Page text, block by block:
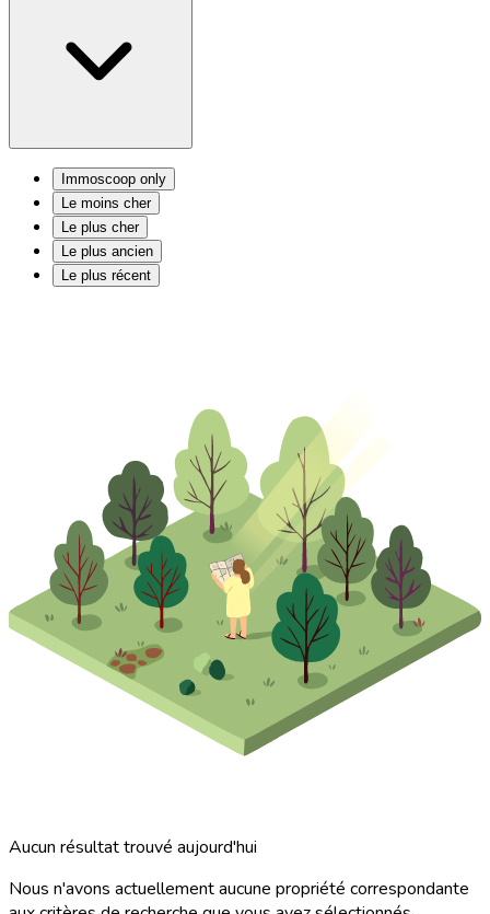
Immoscoop only
Le moins cher
Le plus cher
Le plus ancien
Le plus récent
Aucun résultat trouvé aujourd'hui
Nous n'avons actuellement aucune propriété correspondante